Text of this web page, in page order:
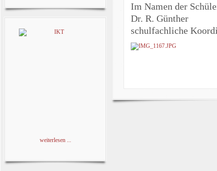
weiterlesen ...
Im Namen der
Dr. R. Günther
schulfachliche